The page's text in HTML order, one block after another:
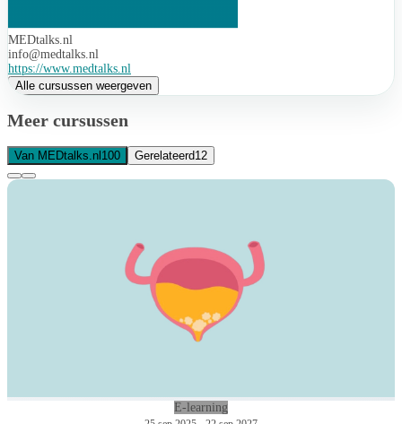
MEDtalks.nl
info@medtalks.nl
https://www.medtalks.nl
Alle cursussen weergeven
Meer cursussen
Van MEDtalks.nl 100 Gerelateerd12
E-learning